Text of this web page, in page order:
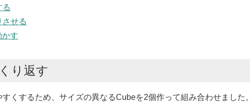
る
せる
す
り返す
くするため、サイズの異なるCubeを2個作って組み合わせました。